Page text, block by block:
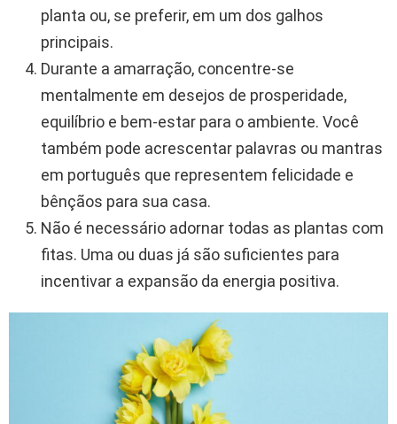
planta ou, se preferir, em um dos galhos
principais.
Durante a amarração, concentre-se
mentalmente em desejos de prosperidade,
equilíbrio e bem-estar para o ambiente. Você
também pode acrescentar palavras ou mantras
em português que representem felicidade e
bênçãos para sua casa.
Não é necessário adornar todas as plantas com
fitas. Uma ou duas já são suficientes para
incentivar a expansão da energia positiva.